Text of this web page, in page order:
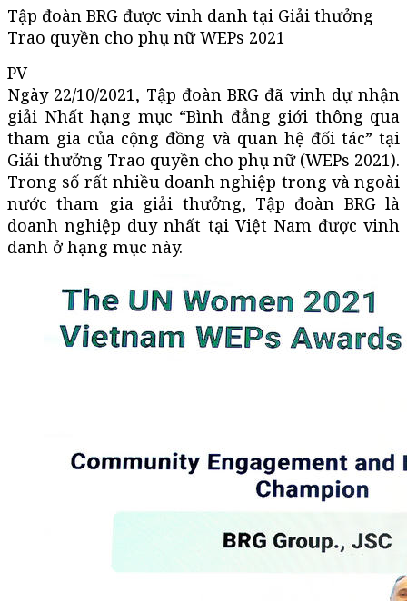
Tập đoàn BRG được vinh danh tại Giải thưởng
Trao quyền cho phụ nữ WEPs 2021
PV
Ngày 22/10/2021, Tập đoàn BRG đã vinh dự nhận
giải Nhất hạng mục “Bình đẳng giới thông qua
tham gia của cộng đồng và quan hệ đối tác” tại
Giải thưởng Trao quyền cho phụ nữ (WEPs 2021).
Trong số rất nhiều doanh nghiệp trong và ngoài
nước tham gia giải thưởng, Tập đoàn BRG là
doanh nghiệp duy nhất tại Việt Nam được vinh
danh ở hạng mục này.